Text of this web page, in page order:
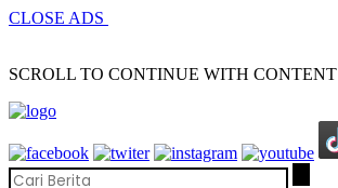
CLOSE ADS
SCROLL TO CONTINUE WITH CONTENT